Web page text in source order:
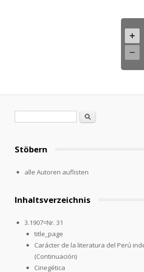
Search
Stöbern
alle Autoren auflisten
Inhaltsverzeichnis
3.1907=Nr. 31
title_page
Carácter de la literatura del Perú
(Continuación)
Cinegética